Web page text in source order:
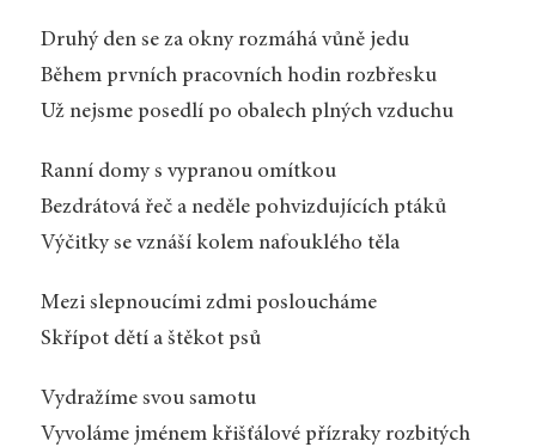
Druhý den se za okny rozmáhá vůně jedu
Během prvních pracovních hodin rozbřesku
Už nejsme posedlí po obalech plných vzduchu
Ranní domy s vypranou omítkou
Bezdrátová řeč a neděle pohvizdujících ptáků
Výčitky se vznáší kolem nafouklého těla
Mezi slepnoucími zdmi posloucháme
Skřípot dětí a štěkot psů
Vydražíme svou samotu
Vyvoláme jménem křišťálové přízraky rozbitých